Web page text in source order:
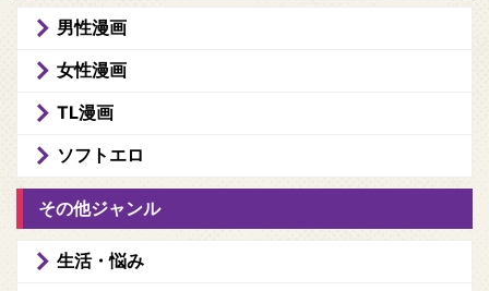
男性漫画
女性漫画
TL漫画
ソフトエロ
その他ジャンル
生活・悩み